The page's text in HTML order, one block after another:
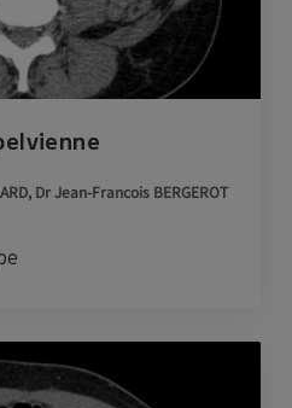
Dr Jean-Francois BERGEROT